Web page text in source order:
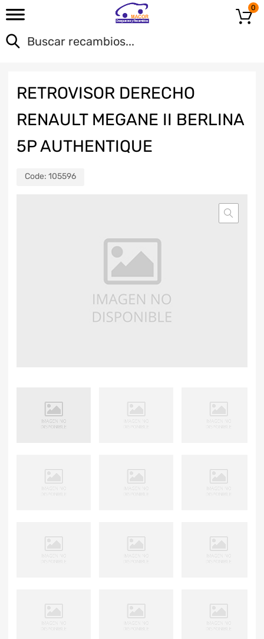
0
RETROVISOR DERECHO
RENAULT MEGANE II BERLINA
5P AUTHENTIQUE
Code: 105596